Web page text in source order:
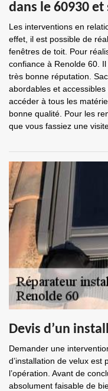
dans le 60930 et
Les interventions en
effet, il est possible de
fenêtres de toit. Pour
confiance à Renolde 60.
très bonne réputation.
abordables et
accéder à tous les
bonne qualité. Pour les
que vous fassiez une
Devis d’un
Demander une
d’installation de velux est
l’opération. Avant de
absolument faisable de